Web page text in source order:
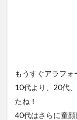
もうすぐアラフォ
10代より、20代
たね！
40代はさらに童顔